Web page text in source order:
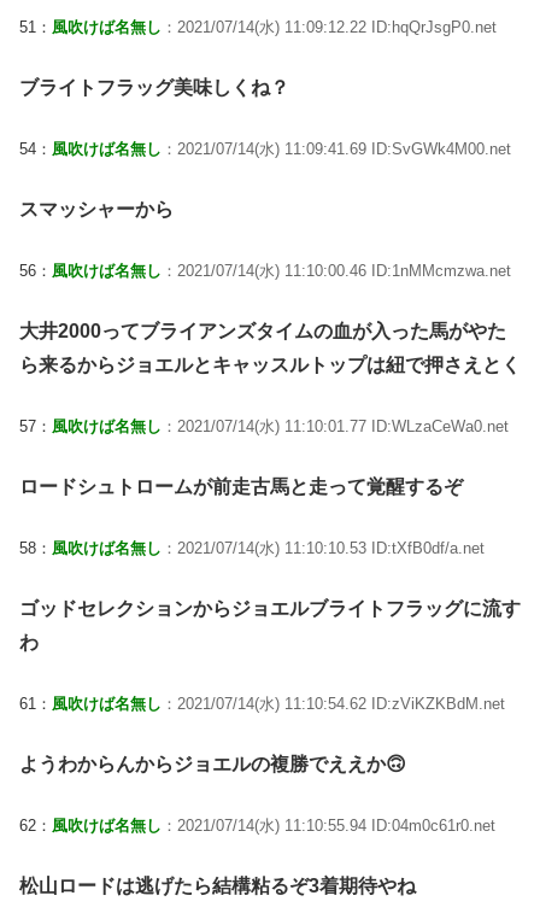
51： 風吹けば名無し ：2021/07/14(水) 11:09:12.22 ID:hqQrJsgP0.net
ブライトフラッグ美味しくね？
54： 風吹けば名無し ：2021/07/14(水) 11:09:41.69 ID:SvGWk4M00.net
スマッシャーから
56： 風吹けば名無し ：2021/07/14(水) 11:10:00.46 ID:1nMMcmzwa.net
大井2000ってブライアンズタイムの血が入った馬がやた
ら来るからジョエルとキャッスルトップは紐で押さえとく
57： 風吹けば名無し ：2021/07/14(水) 11:10:01.77 ID:WLzaCeWa0.net
ロードシュトロームが前走古馬と走って覚醒するぞ
58： 風吹けば名無し ：2021/07/14(水) 11:10:10.53 ID:tXfB0df/a.net
ゴッドセレクションからジョエルブライトフラッグに流す
わ
61： 風吹けば名無し ：2021/07/14(水) 11:10:54.62 ID:zViKZKBdM.net
ようわからんからジョエルの複勝でええか🙃
62： 風吹けば名無し ：2021/07/14(水) 11:10:55.94 ID:04m0c61r0.net
松山ロードは逃げたら結構粘るぞ3着期待やね